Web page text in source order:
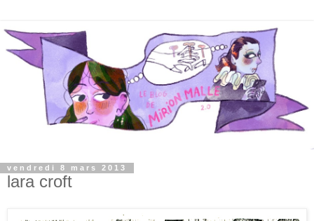
vendredi 8 mars 2013
lara croft